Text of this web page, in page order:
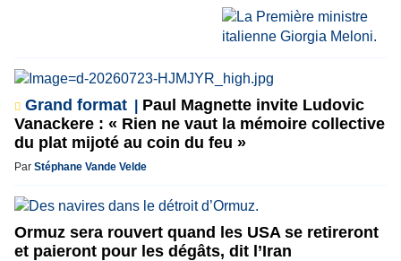
Grand format
Paul Magnette invite Ludovic
Vanackere : « Rien ne vaut la mémoire collective
du plat mijoté au coin du feu »
Par Stéphane Vande Velde
Ormuz sera rouvert quand les USA se retireront
et paieront pour les dégâts, dit l’Iran